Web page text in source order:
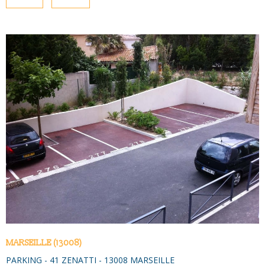
MARSEILLE (13008)
PARKING - 41 ZENATTI - 13008 MARSEILLE
VOIR LE BIEN
PIÈCES
RÉFÉRENCE
CRITÈRES SUPPLÉMENTAIRES
Piscine
Parking
Terrasse
RECHERCHER